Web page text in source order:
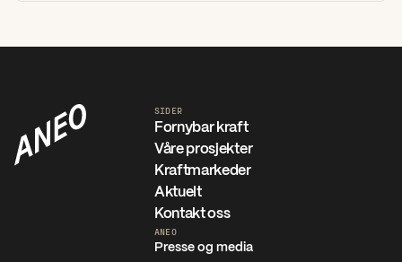
SIDER
Fornybar kraft
Våre prosjekter
Kraftmarkeder
Aktuelt
Kontakt oss
ANEO
Presse og media